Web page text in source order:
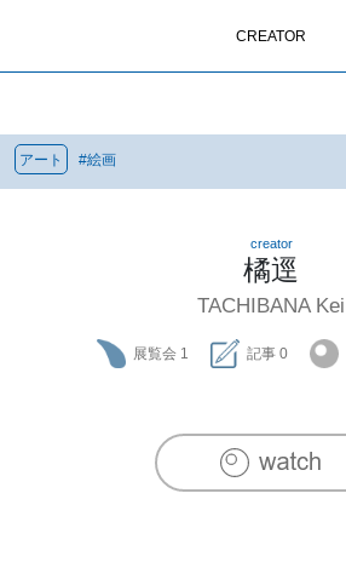
CREATOR
アート #絵画
creator
橘逕
TACHIBANA Kei
展覧会 1 記事 0